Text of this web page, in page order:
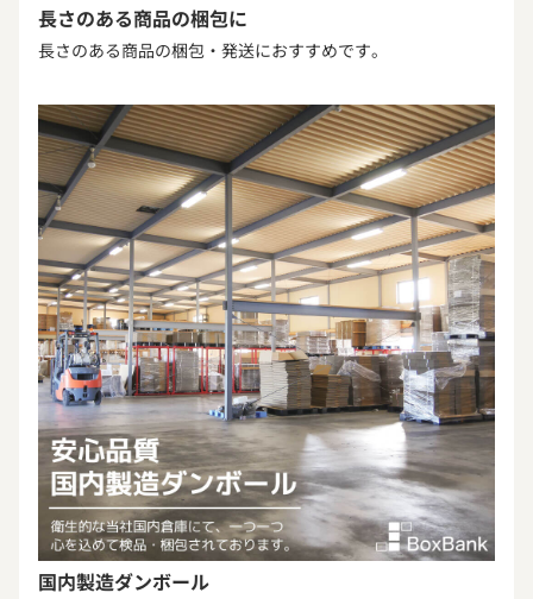
長さのある商品の梱包に
長さのある商品の梱包・発送におすすめです。
国内製造ダンボール